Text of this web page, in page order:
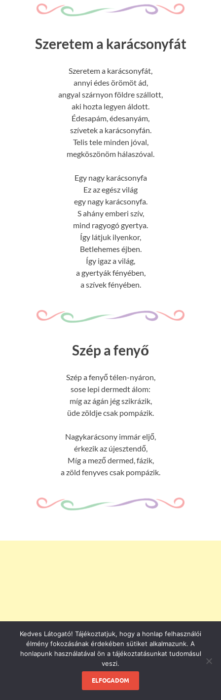
Szeretem a karácsonyfát
Szeretem a karácsonyfát,
annyi édes örömöt ád,
angyal szárnyon földre szállott,
aki hozta legyen áldott.
Édesapám, édesanyám,
szívetek a karácsonyfán.
Telis tele minden jóval,
megköszönöm hálaszóval.
Egy nagy karácsonyfa
Ez az egész világ
egy nagy karácsonyfa.
S ahány emberi szív,
mind ragyogó gyertya.
Így látjuk ilyenkor,
Betlehemes éjben.
Így igaz a világ,
a gyertyák fényében,
a szívek fényében.
Szép a fenyő
Szép a fenyő télen-nyáron,
sose lepi dermedt álom:
míg az ágán jég szikrázik,
üde zöldje csak pompázik.
Nagykarácsony immár eljő,
érkezik az újesztendő,
Míg a mező dermed, fázik,
a zöld fenyves csak pompázik.
Kedves Látogató! Tájékoztatjuk, hogy a honlap felhasználói
élmény fokozásának érdekében sütiket alkalmazunk. A
honlapunk használatával ön a tájékoztatásunkat tudomásul
veszi.
ELFOGADOM